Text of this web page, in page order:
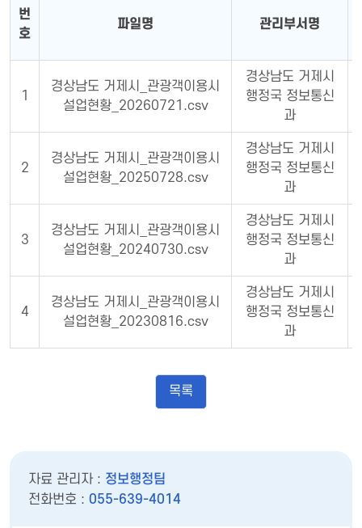
번
호
파일명 관리부서명
1
경상남도 거제시_관광객이용시
설업현황_20260721.csv
경상남도 거제시
행정국 정보통신
과
2
경상남도 거제시_관광객이용시
설업현황_20250728.csv
경상남도 거제시
행정국 정보통신
과
3
경상남도 거제시_관광객이용시
설업현황_20240730.csv
경상남도 거제시
행정국 정보통신
과
4
경상남도 거제시_관광객이용시
설업현황_20230816.csv
경상남도 거제시
행정국 정보통신
과
목록
자료 관리자 : 정보행정팀
전화번호 : 055-639-4014